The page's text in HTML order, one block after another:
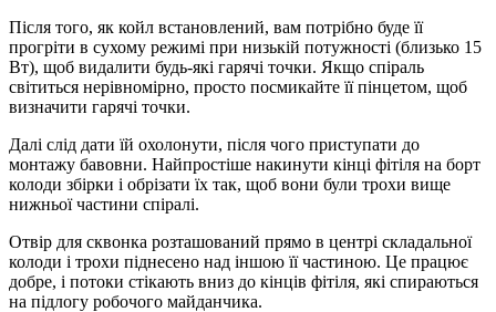
Після того, як койл встановлений, вам потрібно буде її
прогріти в сухому режимі при низькій потужності (близько 15
Вт), щоб видалити будь-які гарячі точки. Якщо спіраль
світиться нерівномірно, просто посмикайте її пінцетом, щоб
визначити гарячі точки.
Далі слід дати їй охолонути, після чого приступати до
монтажу бавовни. Найпростіше накинути кінці фітіля на борт
колоди збірки і обрізати їх так, щоб вони були трохи вище
нижньої частини спіралі.
Отвір для сквонка розташований прямо в центрі складальної
колоди і трохи піднесено над іншою її частиною. Це працює
добре, і потоки стікають вниз до кінців фітіля, які спираються
на підлогу робочого майданчика.